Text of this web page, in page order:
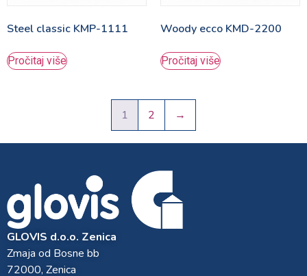
Steel classic KMP-1111
Pročitaj više
Woody ecco KMD-2200
Pročitaj više
1 2 →
GLOVIS d.o.o. Zenica
Zmaja od Bosne bb
72000, Zenica